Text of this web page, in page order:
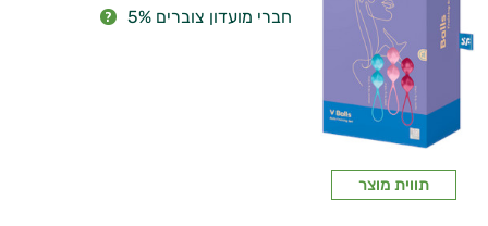
תווית מוצר
חברי מועדון צוברים 5%